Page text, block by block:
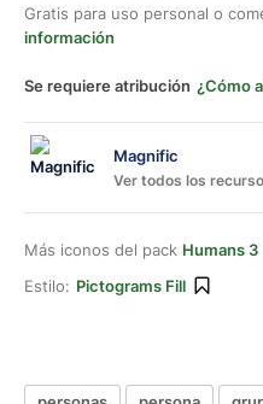
Gratis para uso personal o
información
Se requiere atribución ¿Cómo
Magnific
Ver todos los
Más iconos del pack Humans 3
Estilo: Pictograms Fill